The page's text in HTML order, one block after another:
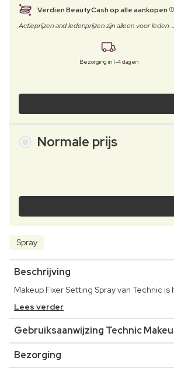
Verdien BeautyCash op alle aankopen
Actieprijzen and ledenprijzen zijn alleen voor
Bezorging in 1-4 dagen
Normale prijs
Spray
Beschrijving
Makeup Fixer Setting Spray van Technic
Lees verder
Gebruiksaanwijzing Technic
Bezorging